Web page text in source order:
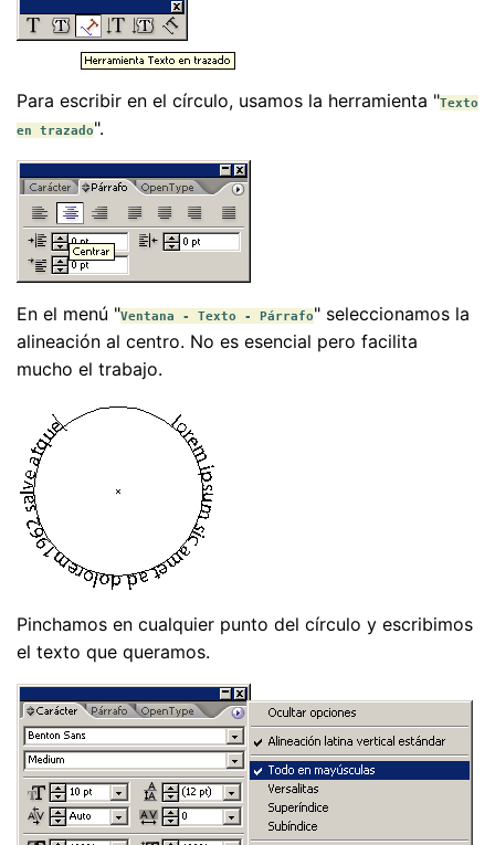
Para escribir en el círculo, usamos la herramienta "Texto
en trazado".
En el menú "Ventana - Texto - Párrafo" seleccionamos la
alineación al centro. No es esencial pero facilita
mucho el trabajo.
Pinchamos en cualquier punto del círculo y escribimos
el texto que queramos.